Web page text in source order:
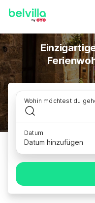
Wohin möchtest du
Datum
Datum hinzufügen